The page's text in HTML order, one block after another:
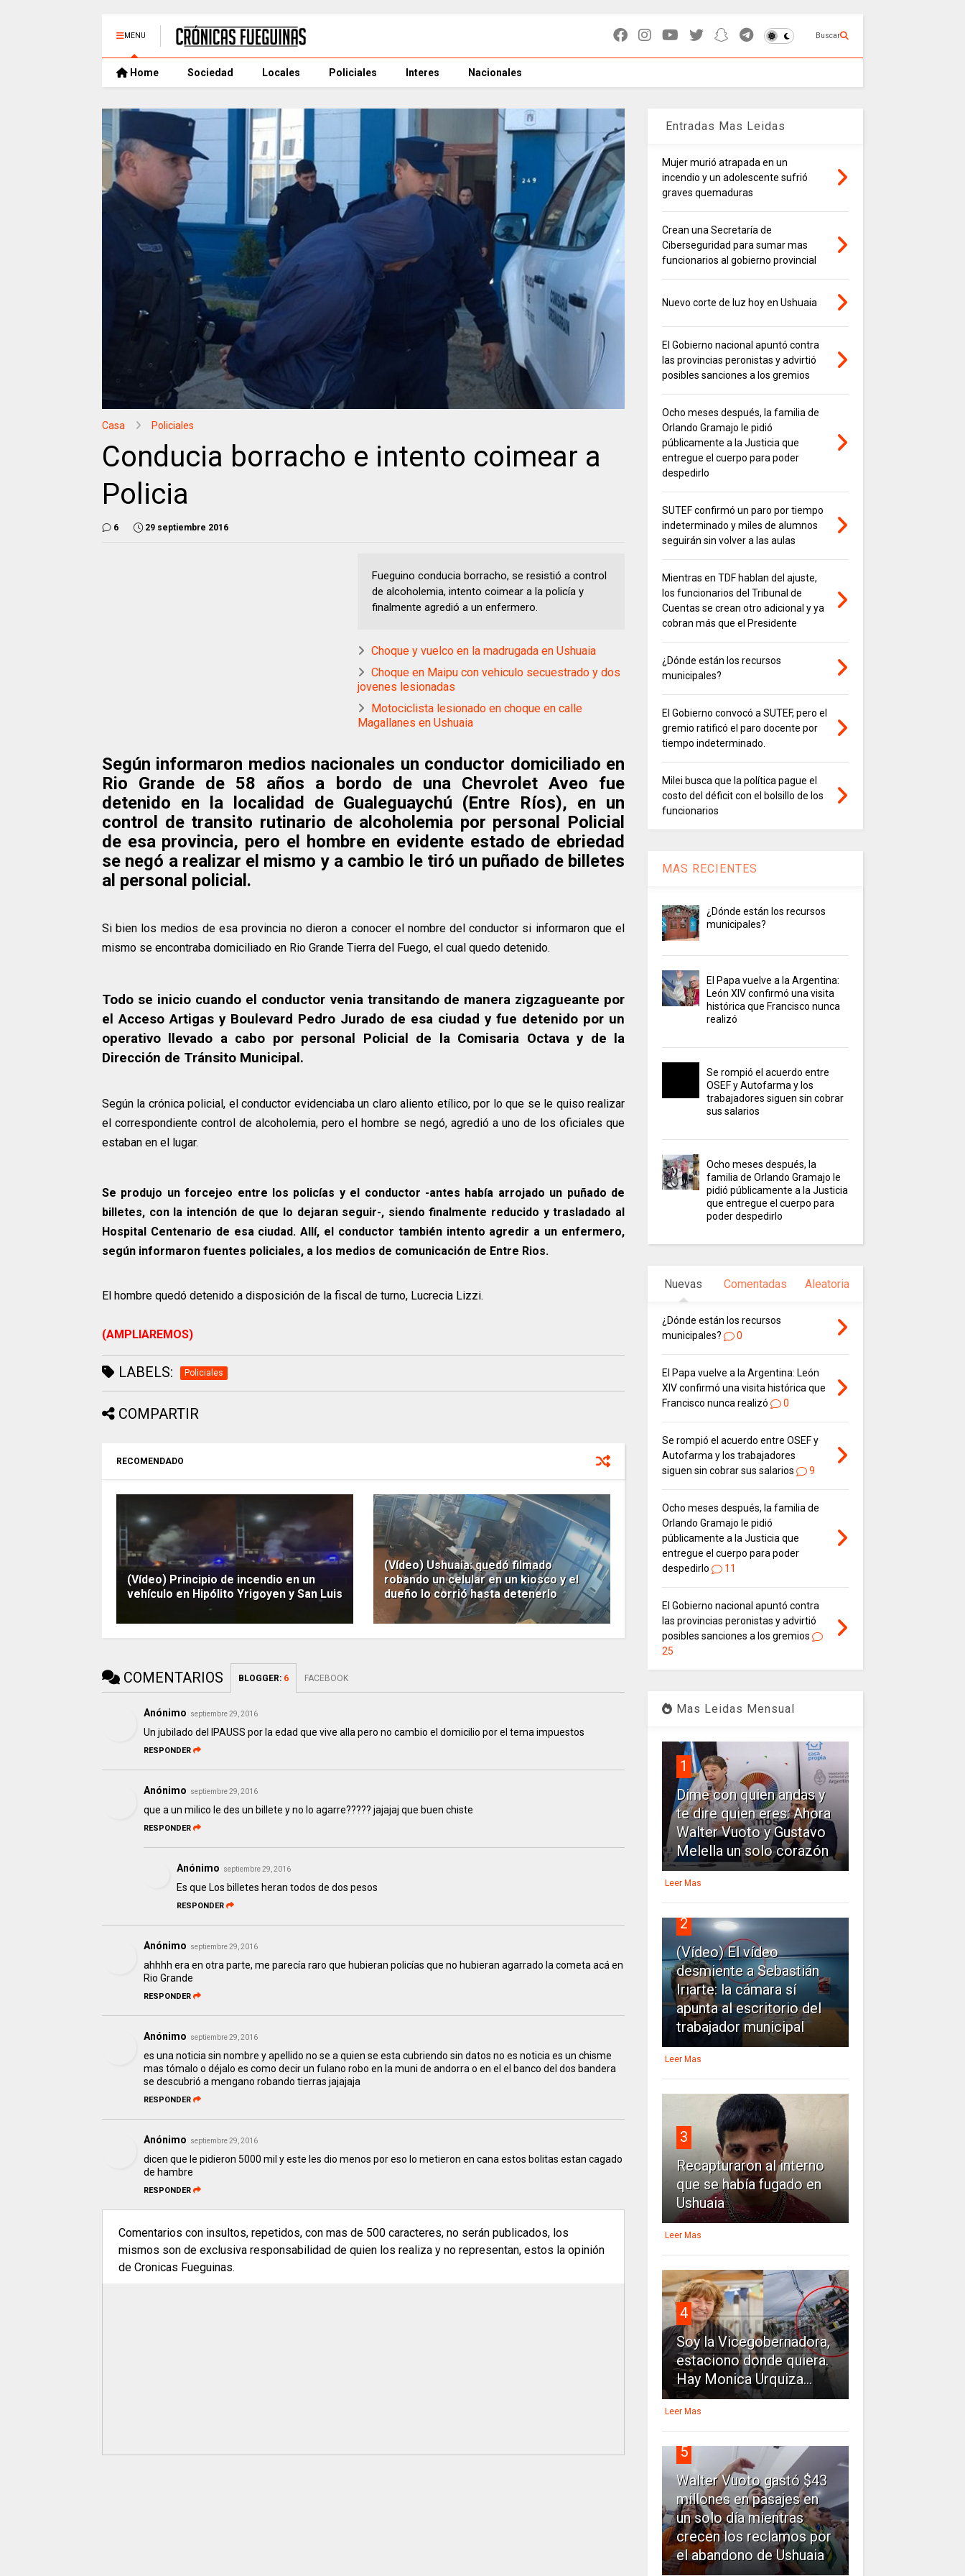
MENU Buscar
Home Sociedad Locales Policiales Interes Nacionales
Casa Policiales
Conducia borracho e intento coimear a
Policia
6 29 septiembre 2016
Fueguino conducia borracho, se resistió a control
de alcoholemia, intento coimear a la policía y
finalmente agredió a un enfermero.
Choque y vuelco en la madrugada en Ushuaia
Choque en Maipu con vehiculo secuestrado y dos
jovenes lesionadas
Motociclista lesionado en choque en calle
Magallanes en Ushuaia
Según informaron medios nacionales un conductor domiciliado en
Rio Grande de 58 años a bordo de una Chevrolet Aveo fue
detenido en la localidad de Gualeguaychú (Entre Ríos), en un
control de transito rutinario de alcoholemia por personal Policial
de esa provincia, pero el hombre en evidente estado de ebriedad
se negó a realizar el mismo y a cambio le tiró un puñado de billetes
al personal policial.
Si bien los medios de esa provincia no dieron a conocer el nombre del conductor si informaron que el
mismo se encontraba domiciliado en Rio Grande Tierra del Fuego, el cual quedo detenido.
Todo se inicio cuando el conductor venia transitando de manera zigzagueante por
el Acceso Artigas y Boulevard Pedro Jurado de esa ciudad y fue detenido por un
operativo llevado a cabo por personal Policial de la Comisaria Octava y de la
Dirección de Tránsito Municipal.
Según la crónica policial, el conductor evidenciaba un claro aliento etílico, por lo que se le quiso realizar
el correspondiente control de alcoholemia, pero el hombre se negó, agredió a uno de los oficiales que
estaban en el lugar.
Se produjo un forcejeo entre los policías y el conductor -antes había arrojado un puñado de
billetes, con la intención de que lo dejaran seguir-, siendo finalmente reducido y trasladado al
Hospital Centenario de esa ciudad. Allí, el conductor también intento agredir a un enfermero,
según informaron fuentes policiales, a los medios de comunicación de Entre Rios.
El hombre quedó detenido a disposición de la fiscal de turno, Lucrecia Lizzi.
(AMPLIAREMOS)
LABELS: Policiales
COMPARTIR
RECOMENDADO
(Vídeo) Principio de incendio en un
vehículo en Hipólito Yrigoyen y San Luis
(Vídeo) Ushuaia: quedó filmado
robando un celular en un kiosco y el
dueño lo corrió hasta detenerlo
COMENTARIOS BLOGGER: 6 FACEBOOK
Anónimo septiembre 29, 2016
Un jubilado del IPAUSS por la edad que vive alla pero no cambio el domicilio por el tema impuestos
RESPONDER
Anónimo septiembre 29, 2016
que a un milico le des un billete y no lo agarre????? jajajaj que buen chiste
RESPONDER
Anónimo septiembre 29, 2016
Es que Los billetes heran todos de dos pesos
RESPONDER
Anónimo septiembre 29, 2016
ahhhh era en otra parte, me parecía raro que hubieran policías que no hubieran agarrado la cometa acá en
Rio Grande
RESPONDER
Anónimo septiembre 29, 2016
es una noticia sin nombre y apellido no se a quien se esta cubriendo sin datos no es noticia es un chisme
mas tómalo o déjalo es como decir un fulano robo en la muni de andorra o en el el banco del dos bandera
se descubrió a mengano robando tierras jajajaja
RESPONDER
Anónimo septiembre 29, 2016
dicen que le pidieron 5000 mil y este les dio menos por eso lo metieron en cana estos bolitas estan cagado
de hambre
RESPONDER
Comentarios con insultos, repetidos, con mas de 500 caracteres, no serán publicados, los
mismos son de exclusiva responsabilidad de quien los realiza y no representan, estos la opinión
de Cronicas Fueguinas.
Entradas Mas Leidas
Mujer murió atrapada en un
incendio y un adolescente sufrió
graves quemaduras
Crean una Secretaría de
Ciberseguridad para sumar mas
funcionarios al gobierno provincial
Nuevo corte de luz hoy en Ushuaia
El Gobierno nacional apuntó contra
las provincias peronistas y advirtió
posibles sanciones a los gremios
Ocho meses después, la familia de
Orlando Gramajo le pidió
públicamente a la Justicia que
entregue el cuerpo para poder
despedirlo
SUTEF confirmó un paro por tiempo
indeterminado y miles de alumnos
seguirán sin volver a las aulas
Mientras en TDF hablan del ajuste,
los funcionarios del Tribunal de
Cuentas se crean otro adicional y ya
cobran más que el Presidente
¿Dónde están los recursos
municipales?
El Gobierno convocó a SUTEF, pero el
gremio ratificó el paro docente por
tiempo indeterminado.
Milei busca que la política pague el
costo del déficit con el bolsillo de los
funcionarios
MAS RECIENTES
¿Dónde están los recursos
municipales?
El Papa vuelve a la Argentina:
León XIV confirmó una visita
histórica que Francisco nunca
realizó
Se rompió el acuerdo entre
OSEF y Autofarma y los
trabajadores siguen sin cobrar
sus salarios
Ocho meses después, la
familia de Orlando Gramajo le
pidió públicamente a la Justicia
que entregue el cuerpo para
poder despedirlo
Nuevas Comentadas Aleatoria
¿Dónde están los recursos
municipales?
0
El Papa vuelve a la Argentina: León
XIV confirmó una visita histórica que
Francisco nunca realizó
0
Se rompió el acuerdo entre OSEF y
Autofarma y los trabajadores
siguen sin cobrar sus salarios
9
Ocho meses después, la familia de
Orlando Gramajo le pidió
públicamente a la Justicia que
entregue el cuerpo para poder
despedirlo
11
El Gobierno nacional apuntó contra
las provincias peronistas y advirtió
posibles sanciones a los gremios
25
Mas Leidas Mensual
1
Dime con quien andas y
te dire quien eres: Ahora
Walter Vuoto y Gustavo
Melella un solo corazón
Leer Mas
2
(Vídeo) El vídeo
desmiente a Sebastián
Iriarte: la cámara sí
apunta al escritorio del
trabajador municipal
Leer Mas
3
Recapturaron al interno
que se había fugado en
Ushuaia
Leer Mas
4
Soy la Vicegobernadora,
estaciono donde quiera.
Hay Monica Urquiza...
Leer Mas
5
Walter Vuoto gastó $43
millones en pasajes en
un solo día mientras
crecen los reclamos por
el abandono de Ushuaia